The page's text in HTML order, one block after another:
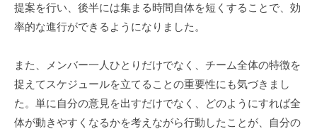
提案を行い、後半には集まる時間自体を短くすることで、効
率的な進行ができるようになりました。
また、メンバー一人ひとりだけでなく、チーム全体の特徴を
捉えてスケジュールを立てることの重要性にも気づきまし
た。単に自分の意見を出すだけでなく、どのようにすれば全
体が動きやすくなるかを考えながら行動したことが、自分の